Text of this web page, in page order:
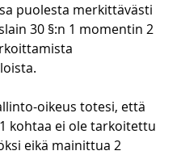
puolesta merkittävästi
30 §:n 1 momentin 2
oikeus totesi, että
kohtaa ei ole tarkoitettu
eikä mainittua 2